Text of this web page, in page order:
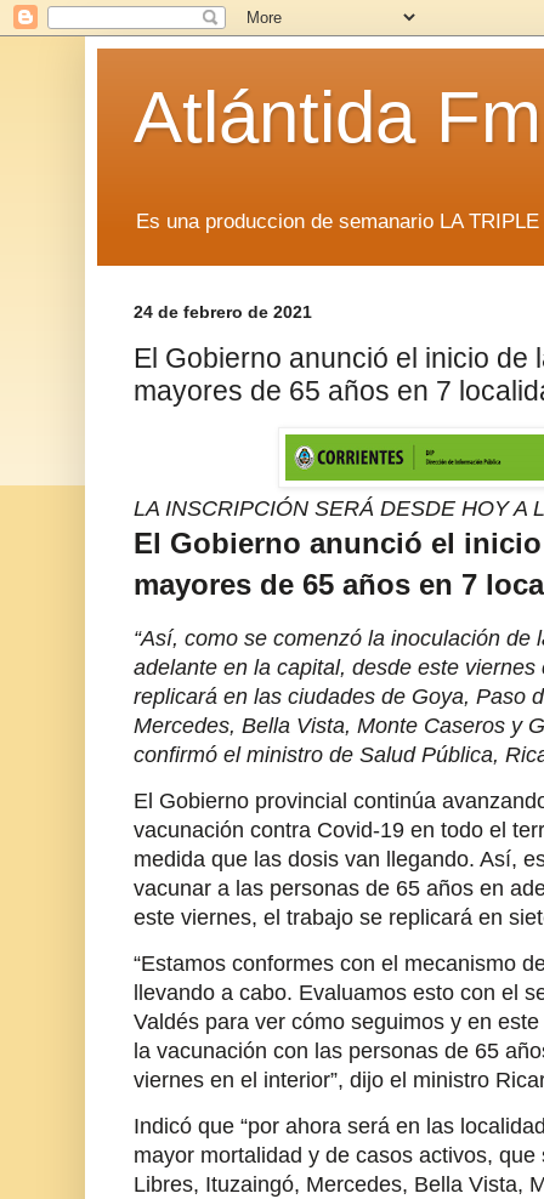
Atlántida
Es una produccion de semanario LA
24 de febrero de 2021
El Gobierno anunció el inicio de
mayores de 65 años en 7
LA INSCRIPCIÓN SERÁ DESDE HOY A
El Gobierno anunció el
mayores de 65 años en 7
“Así, como se comenzó la inoculación de
adelante en la capital, desde este
replicará en las ciudades de Goya, Paso
Mercedes, Bella Vista, Monte Caseros y
confirmó el ministro de Salud Pública,
El Gobierno provincial continúa
vacunación contra Covid-19 en todo el
medida que las dosis van llegando. Así,
vacunar a las personas de 65 años en
este viernes, el trabajo se replicará en
“Estamos conformes con el mecanismo
llevando a cabo. Evaluamos esto con el
Valdés para ver cómo seguimos y en
la vacunación con las personas de 65
viernes en el interior”, dijo el ministro
Indicó que “por ahora será en las
mayor mortalidad y de casos activos,
Libres, Ituzaingó, Mercedes, Bella Vista,